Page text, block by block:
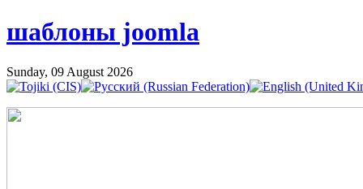
шаблоны joomla
Sunday, 09 August 2026